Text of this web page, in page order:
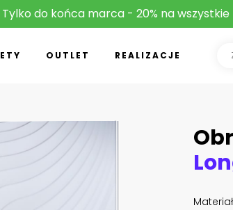
Tylko do końca marca - 20% na
OUTLET REALIZACJE
Materiał